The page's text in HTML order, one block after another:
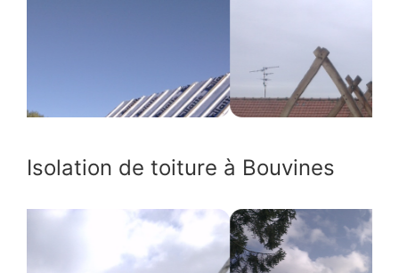
Isolation de toiture à Bouvines